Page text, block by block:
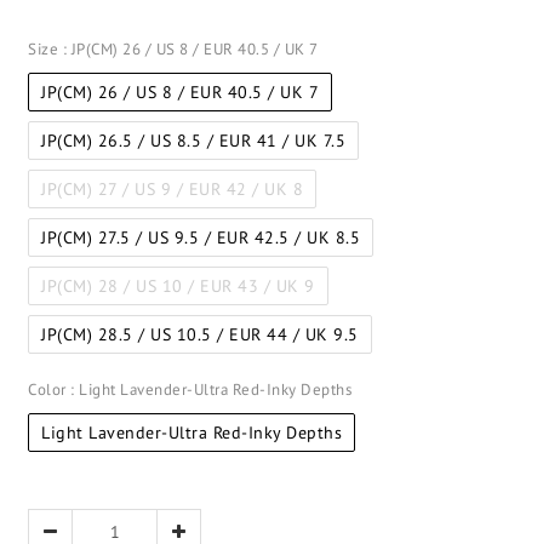
Size : JP(CM) 26 / US 8 / EUR 40.5 / UK 7
JP(CM) 26 / US 8 / EUR 40.5 / UK 7
JP(CM) 26.5 / US 8.5 / EUR 41 / UK 7.5
JP(CM) 27 / US 9 / EUR 42 / UK 8
JP(CM) 27.5 / US 9.5 / EUR 42.5 / UK 8.5
JP(CM) 28 / US 10 / EUR 43 / UK 9
JP(CM) 28.5 / US 10.5 / EUR 44 / UK 9.5
Color : Light Lavender-Ultra Red-Inky Depths
Light Lavender-Ultra Red-Inky Depths